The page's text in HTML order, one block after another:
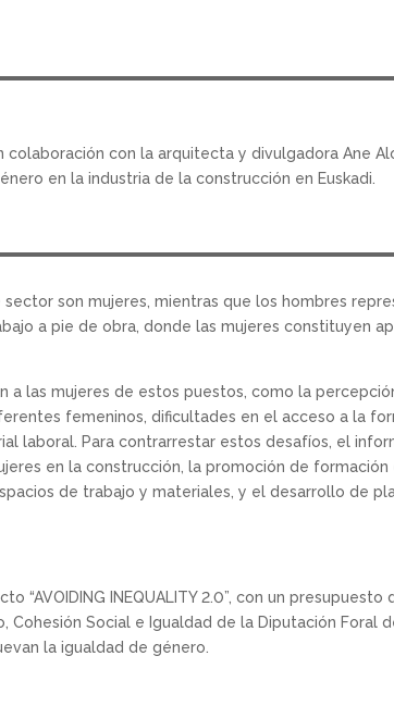
colaboración con la arquitecta y divulgadora Ane
en la industria de la construcción en Euskadi.
son mujeres, mientras que los hombres
a pie de obra, donde las mujeres constituyen
las mujeres de estos puestos, como la
femeninos, dificultades en el acceso a la
laboral. Para contrarrestar estos desafíos, el
en la construcción, la promoción de formación
de trabajo y materiales, y el desarrollo de
INEQUALITY 2.0”, con un presupuesto
Social e Igualdad de la Diputación Foral
la igualdad de género.